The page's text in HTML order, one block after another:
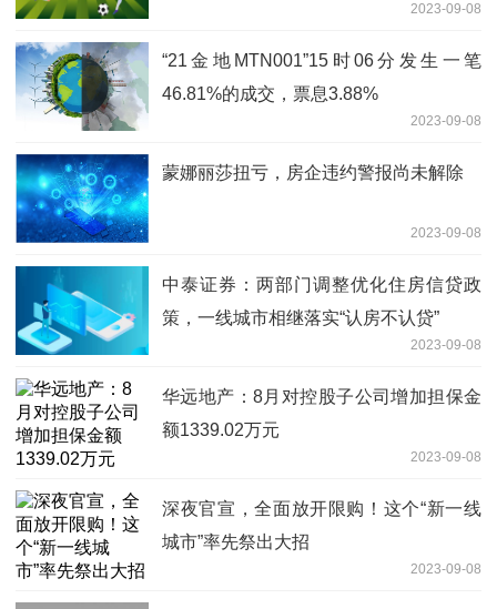
2023-09-08
“21金地MTN001”15时06分发生一笔
46.81%的成交，票息3.88%
2023-09-08
蒙娜丽莎扭亏，房企违约警报尚未解除
2023-09-08
中泰证券：两部门调整优化住房信贷政
策，一线城市相继落实“认房不认贷”
2023-09-08
华远地产：8月对控股子公司增加担保金
额1339.02万元
2023-09-08
深夜官宣，全面放开限购！这个“新一线
城市”率先祭出大招
2023-09-08